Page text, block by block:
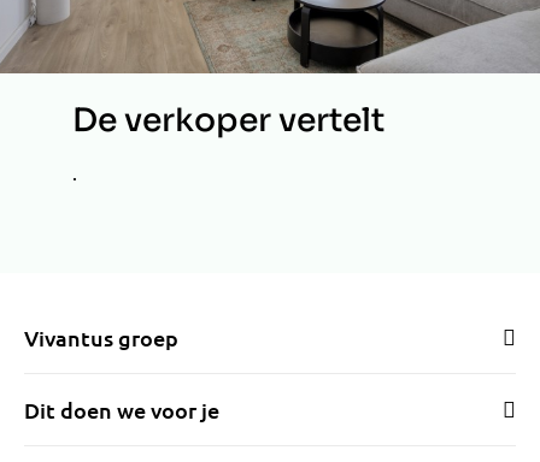
De verkoper vertelt
Vivantus groep
Dit doen we voor je